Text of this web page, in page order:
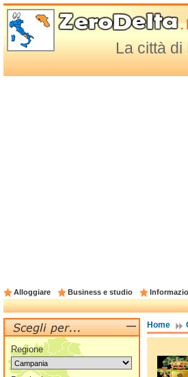
La città
Alloggiare Business e studio
Home
Regione